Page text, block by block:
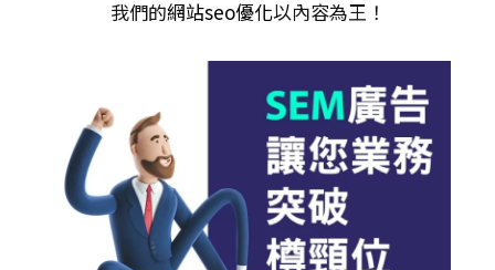
我們的網站seo優化以內容為王！